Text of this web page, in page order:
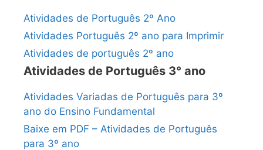
Atividades de Português 2º Ano
Atividades Português 2º ano para Imprimir
Atividades de português 2º ano
Atividades de Português 3° ano
Atividades Variadas de Português para 3º
ano do Ensino Fundamental
Baixe em PDF – Atividades de Português
para 3º ano